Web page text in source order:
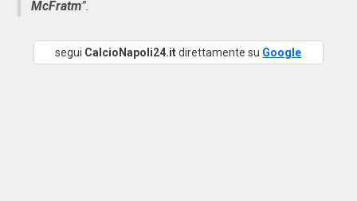
McFratm”.
segui CalcioNapoli24.itdirettamente su Google